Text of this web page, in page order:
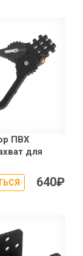
ПВХ
для
640₽